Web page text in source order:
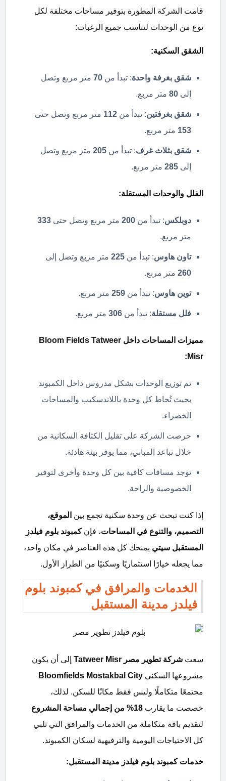
قامت الشركة المطورة بتوفير مساحات مختلفة لكل
نوع من الوحدات لتناسب جميع الرغبات:
الشقق السكنية:
شقق بغرفة واحدة: تبدأ من 70 متر مربع وتصل
إلى 80 متر مربع.
شقق بغرفتين: تبدأ من 112 متر مربع وتصل حتى
153 متر مربع.
شقق بثلاث غرف: تبدأ من 205 متر مربع وتصل
إلى 285 متر مربع.
الفلل والوحدات المستقلة:
دوبلكس: تبدأ من 200 متر مربع وتصل حتى 333
متر مربع.
تاون هاوس: تبدأ من 225 متر مربع وتصل إلى
260 متر مربع.
توين هاوس: تبدأ من 259 متر مربع.
فلل مستقلة: تبدأ من 306 متر مربع.
مميزات المساحات داخل Bloom Fields Tatweer
Misr:
تم توزيع الوحدات بشكل مدروس داخل الكمبوند
بحيث تُحاط كل وحدة باللاندسكيب والمساحات
الخضراء.
حرصت الشركة على تقليل الكثافة السكانية من
خلال تباعد المباني، مما يوفر بيئة هادئة.
توجد مسافات كافية بين كل وحدة وأخرى لتوفير
الخصوصية والراحة.
إذا كنت تبحث عن وحدة سكنية تجمع بين الموقع،
التصميم، والتنوع في المساحات، فإنكمبوند بلوم فيلدز
المستقبل سيتي يمنحك كل هذه العناصر في مكان واحد،
مما يجعله خيارًا استثماريًا وسكنيًا من الطراز الأول.
الخدمات والمرافق في كمبوند بلوم
فيلدز مدينة المستقبل
سعت شركة تطوير مصر
إلى أن يكون
مشروعها السكني Bloomfields Mostakbal City
مجتمعًا متكاملًا وليس فقط مكانًا للسكن. لذلك،
خصصت ما يقارب 18%
من إجمالي مساحة المشروع
لتقديم باقة متكاملة من الخدمات والمرافق التي تلبي
كل الاحتياجات اليومية والترفيهية لسكان الكمبوند.
خدمات كمبوند بلوم فيلدز مدينة المستقبل: